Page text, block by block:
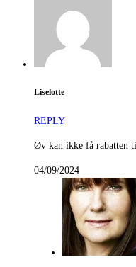
Liselotte
REPLY
Øv kan ikke få rabatten
04/09/2024